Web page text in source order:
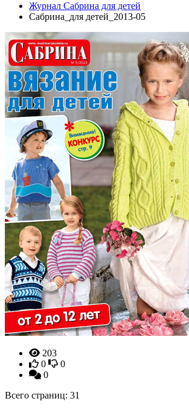
Журнал Сабрина для детей
Сабрина_для детей_2013-05
203
0
0
0
Всего страниц: 31